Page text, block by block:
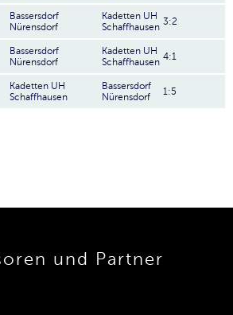
Bassersdorf
Nürensdorf
Kadetten UH
Schaffhausen 3:2
Bassersdorf
Nürensdorf
Kadetten UH
Schaffhausen 4:1
Kadetten UH
Schaffhausen
Bassersdorf
Nürensdorf
1:5
und Partner